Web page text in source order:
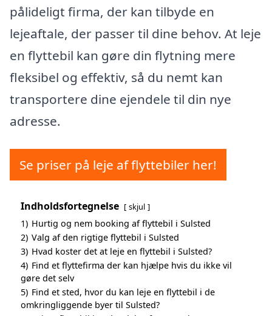
pålideligt firma, der kan tilbyde en
lejeaftale, der passer til dine behov. At leje
en flyttebil kan gøre din flytning mere
fleksibel og effektiv, så du nemt kan
transportere dine ejendele til din nye
adresse.
Se priser på leje af flyttebiler her!
Indholdsfortegnelse skjul
1) Hurtig og nem booking af flyttebil i Sulsted
2) Valg af den rigtige flyttebil i Sulsted
3) Hvad koster det at leje en flyttebil i Sulsted?
4) Find et flyttefirma der kan hjælpe hvis du ikke vil
gøre det selv
5) Find et sted, hvor du kan leje en flyttebil i de
omkringliggende byer til Sulsted?